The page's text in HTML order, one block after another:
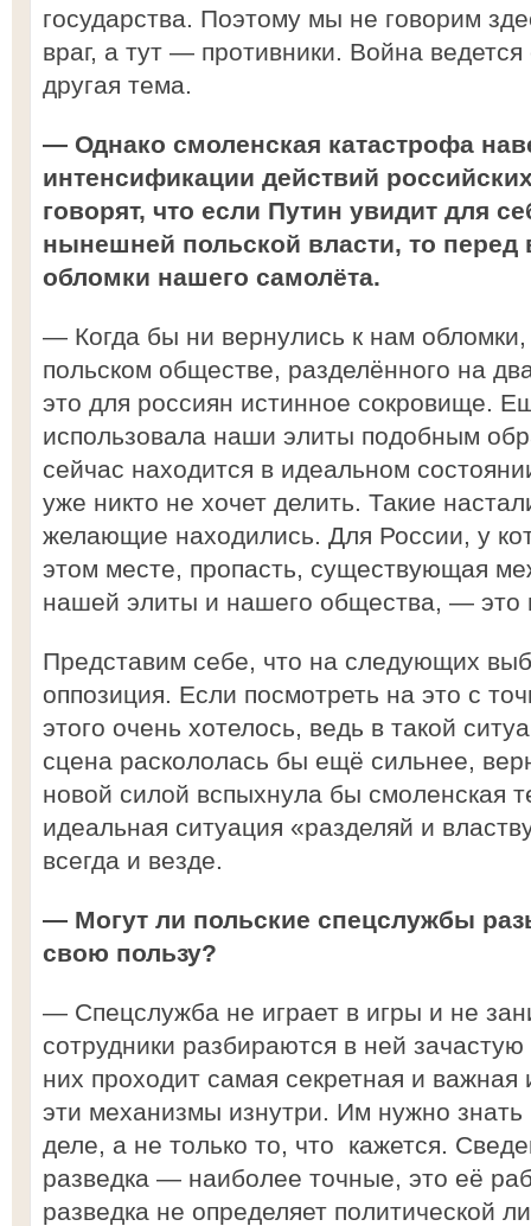
государства. Поэтому мы не говорим
враг, а тут — противники. Война
другая тема.
— Однако смоленская катастрофа
интенсификации действий
говорят, что если Путин увидит для
нынешней польской власти, то
обломки нашего самолёта.
— Когда бы ни вернулись к нам обломки,
польском обществе, разделённого на
это для россиян истинное сокровище.
использовала наши элиты подобным
сейчас находится в идеальном
уже никто не хочет делить. Такие
желающие находились. Для России, у
этом месте, пропасть, существующая
нашей элиты и нашего общества, — это
Представим себе, что на следующих
оппозиция. Если посмотреть на это с
этого очень хотелось, ведь в такой
сцена раскололась бы ещё сильнее,
новой силой вспыхнула бы смоленская
идеальная ситуация «разделяй и
всегда и везде.
— Могут ли польские спецслужбы
свою пользу?
— Спецслужба не играет в игры и не
сотрудники разбираются в ней
них проходит самая секретная и
эти механизмы изнутри. Им нужно
деле, а не только то, что кажется.
разведка — наиболее точные, это её
разведка не определяет политической